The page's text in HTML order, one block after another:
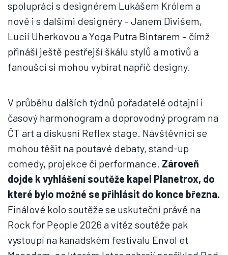
spolupráci s designérem Lukášem Królem a
nově i s dalšími designéry – Janem Divišem,
Lucií Uherkovou a Yoga Putra Bintarem – čímž
přináší ještě pestřejší škálu stylů a motivů a
fanoušci si mohou vybírat napříč designy.
V průběhu dalších týdnů pořadatelé odtajní i
časový harmonogram a doprovodný program na
ČT art a diskusní Reflex stage. Návštěvníci se
mohou těšit na poutavé debaty, stand-up
comedy, projekce či performance. Zároveň
dojde k vyhlášení soutěže kapel Planetrox, do
které bylo možné se přihlásit do konce března.
Finálové kolo soutěže se uskuteční právě na
Rock for People 2026 a vítěz soutěže pak
vystoupí na kanadském festivalu Envol et